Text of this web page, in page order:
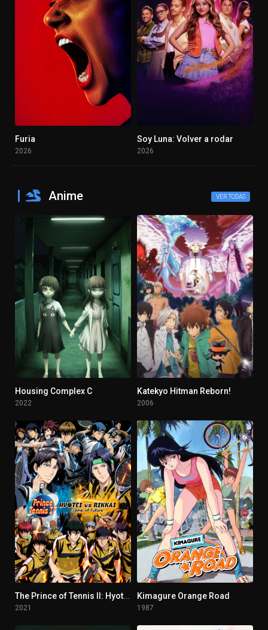
Furia
2026
6.179
Soy Luna: Volver a rodar
2026
Anime VER TODAS
Housing Complex C
2022
8.159
Katekyo Hitman Reborn!
2006
7The Prince of Tennis II: Hyotei vs Rikkai - Game of Future
2021
Kimagure Orange Road
1987